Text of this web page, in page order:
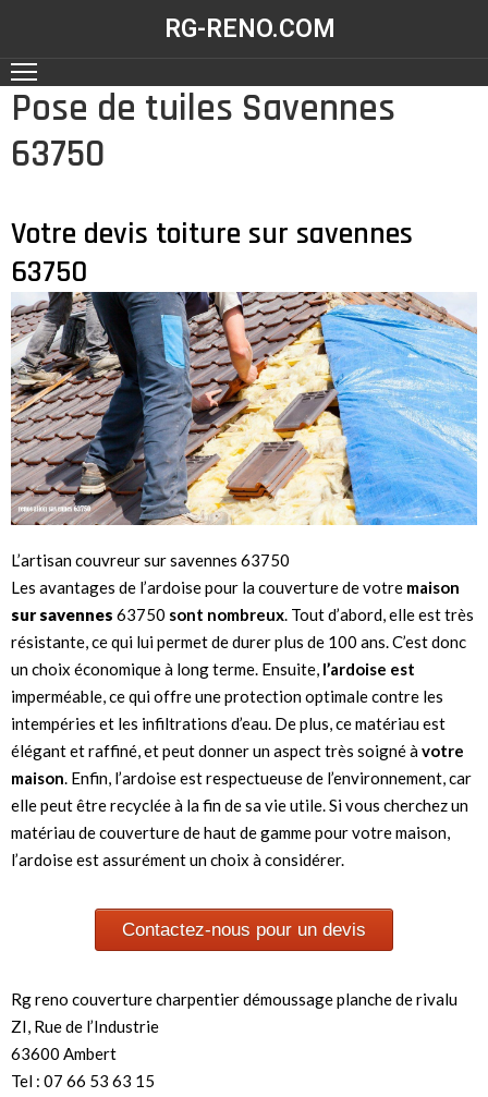
RG-RENO.COM
ACCUEIL
NOS
RÉALISATIONS
NOS
SERVICES
CONTACT
Pose de tuiles Savennes
63750
Votre devis toiture sur savennes
63750
L’artisan couvreur sur savennes 63750
Les avantages de l’ardoise pour la couverture de votre maison
sur savennes 63750 sont nombreux. Tout d’abord, elle est très
résistante, ce qui lui permet de durer plus de 100 ans. C’est donc
un choix économique à long terme. Ensuite, l’ardoise est
imperméable, ce qui offre une protection optimale contre les
intempéries et les infiltrations d’eau. De plus, ce matériau est
élégant et raffiné, et peut donner un aspect très soigné àvotre
maison. Enfin, l’ardoise est respectueuse de l’environnement, car
elle peut être recyclée à la fin de sa vie utile. Si vous cherchez un
matériau de couverture de haut de gamme pour votre maison,
l’ardoise est assurément un choix à considérer.
Contactez-nous pour un devis
Rg reno couverture charpentier démoussage planche de rivalu
ZI, Rue de l’Industrie
63600 Ambert
Tel : 07 66 53 63 15